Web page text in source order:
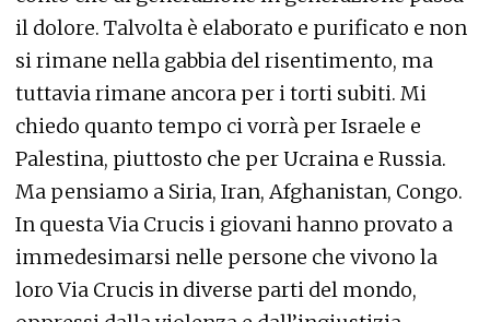
il dolore. Talvolta è elaborato e purificato e non
si rimane nella gabbia del risentimento, ma
tuttavia rimane ancora per i torti subiti. Mi
chiedo quanto tempo ci vorrà per Israele e
Palestina, piuttosto che per Ucraina e Russia.
Ma pensiamo a Siria, Iran, Afghanistan, Congo.
In questa Via Crucis i giovani hanno provato a
immedesimarsi nelle persone che vivono la
loro Via Crucis in diverse parti del mondo,